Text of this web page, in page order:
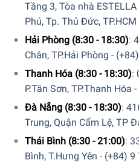
Sấy đồ hỗn hợp (Mix):Sấy
nhau trong cùng một mẻ,
Sấy đồ lông vũ/đồ mỏng
cho đồ mỏng hoặc chứa
vải.
Sấy đồ thể thao
thao với chất liệu co giãn,
Sấy áo sơ mi (Shirts):Giảm
giúp dễ ủi hơn.
Tầng 3, Tòa nhà ESTELLA
Phú, Tp. Thủ Đức, TP.HCM
Hải Phòng (8:30 - 18:30):
Chân, TP.Hải Phòng -
Thanh Hóa (8:30 - 18:30):
P.Tân Sơn, TP.Thanh Hóa -
Đà Nẵng (8:30 - 18:30):
Trung, Quận Cẩm Lệ, TP
Thái Bình (8:30 - 21:00):
Bình, T.Hưng Yên - (+84) 9